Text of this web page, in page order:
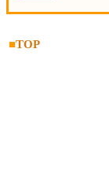
■TOP